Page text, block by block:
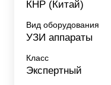
КНР (Китай)
Вид оборудования
УЗИ аппараты
Класс
Экспертный